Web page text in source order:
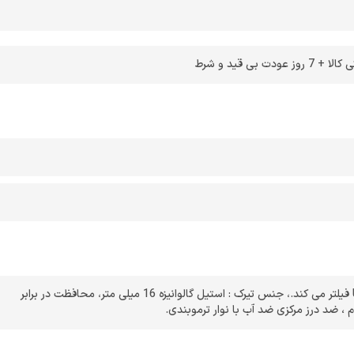
بی قید و شرط
،جنس تیرک : استیل گالوانیزه 16 میلی متر ، محافظت در برابر
، ضد درز مرکزی ضد آب با نوار ترموبندی.